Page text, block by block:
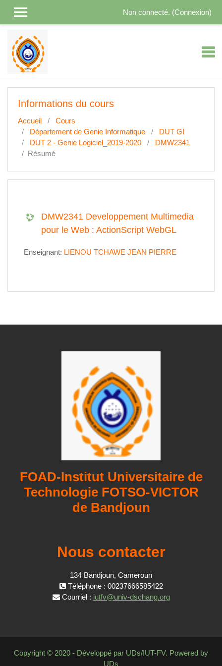
Non connecté. (Connexion)
Informations du cours
Accueil
Cours
Département de Genie Informatique
DUT GI
DUT 2 - Genie Logiciel_2019-2020
DMW2341
Résumé
DMW2341 Developpement Multimedia
pour le Web : ActionScript WebGL
Enseignant: LIENOU TCHAWE JEAN PIERRE
FOAD-Institut Universitaire de
Technologie FOTSO-VICTOR
de Bandjoun
Nous contacter
134 Bandjoun, Cameroun
Téléphone : 00237666585422
Courriel : iutfv@univ-dschang.org
Copyright © 2020 - Développé par UDs/IUT-FV. Powered by
UDs